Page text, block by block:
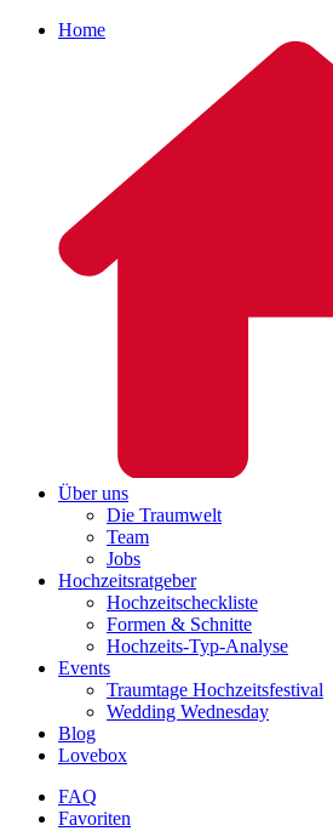
Home
Über uns
Die Traumwelt
Team
Jobs
Hochzeitsratgeber
Hochzeitscheckliste
Formen & Schnitte
Hochzeits-Typ-Analyse
Events
Traumtage Hochzeitsfestival
Wedding Wednesday
Blog
Lovebox
FAQ
Favoriten